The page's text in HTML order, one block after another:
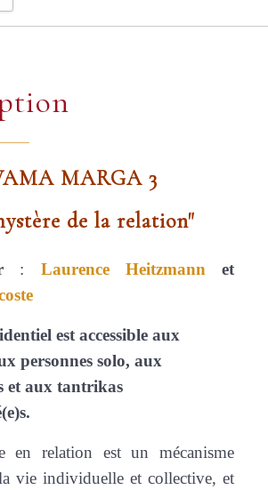
MARGA 3
de la relation"
: Laurence Heitzmann et
est accessible aux
personnes solo, aux
et aux tantrikas
en relation est un mécanisme
vie individuelle et collective, et